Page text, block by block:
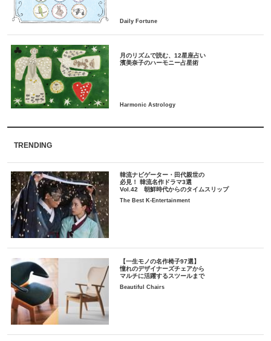
月のリズムで読む、12星座占い
TRENDING
韓流ナビゲーター・田代親世の
必見！ 韓流名作ドラマ3選
Vol.42 朝鮮時代からのタイムスリップ
The Best K-Entertainment
【一生モノの名作椅子97選】
憧れのデザイナーズチェアから
マルチに活躍するスツールまで
Beautiful Chairs